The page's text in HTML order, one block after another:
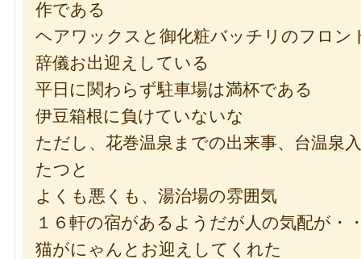
作である
ヘアワックスと御化粧バッチリのフロン
辞儀お出迎えしている
平日に関わらず駐車場は満杯である
伊豆箱根に負けていないな
ただし、花巻温泉までの出来事、台温泉
たつと
よくも悪くも、湯治場の雰囲気
１６軒の宿があるようだが人の気配が・
猫がにゃんとお迎えしてくれた